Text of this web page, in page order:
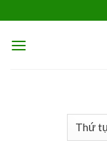
to
content